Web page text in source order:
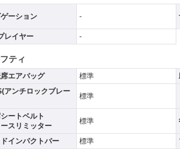
ーション -
レイヤー -
ティ
エアバッグ 標準
アンチロックブレー
標準
ートベルト
スリミッター
標準
インパクトバー 標準